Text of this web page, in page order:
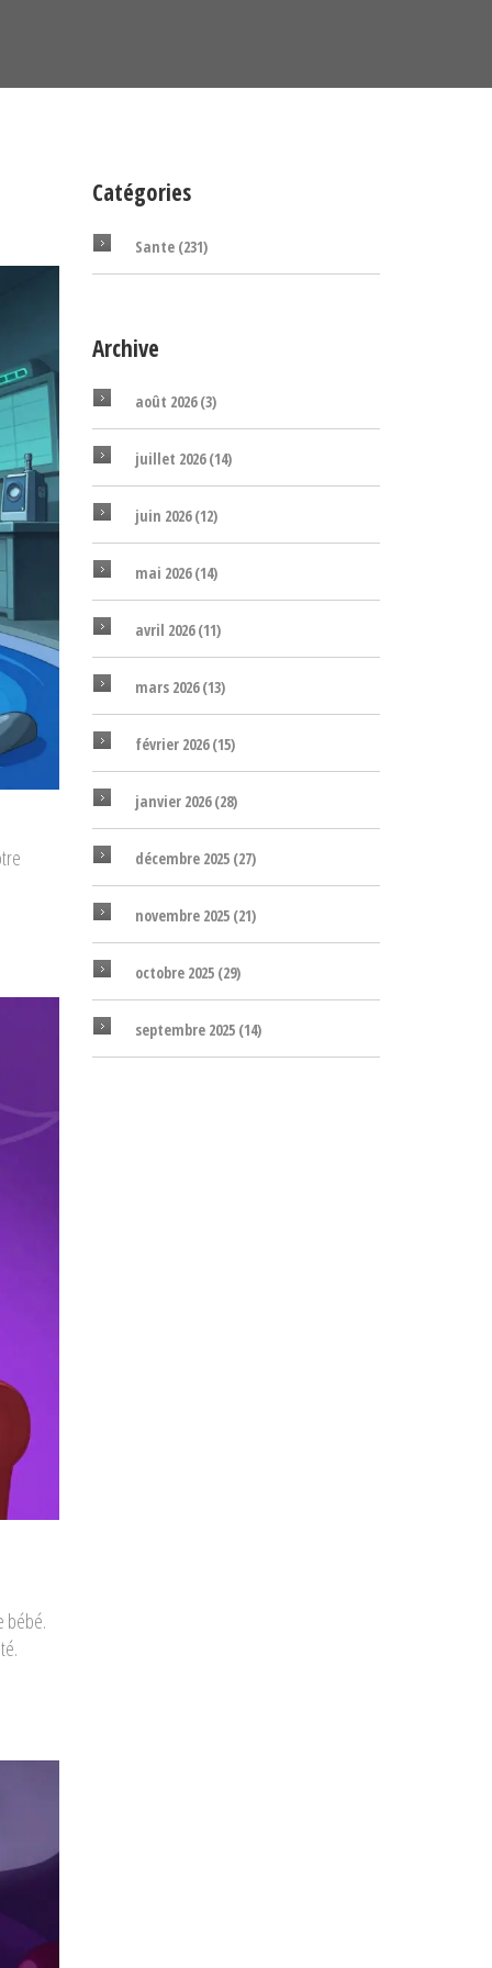
bébé.
Catégories
Sante (231)
Archive
août 2026(3)
juillet 2026(14)
juin 2026(12)
mai 2026(14)
avril 2026(11)
mars 2026(13)
février 2026(15)
janvier 2026(28)
décembre 2025 (27)
novembre 2025 (21)
octobre 2025 (29)
septembre 2025 (14)